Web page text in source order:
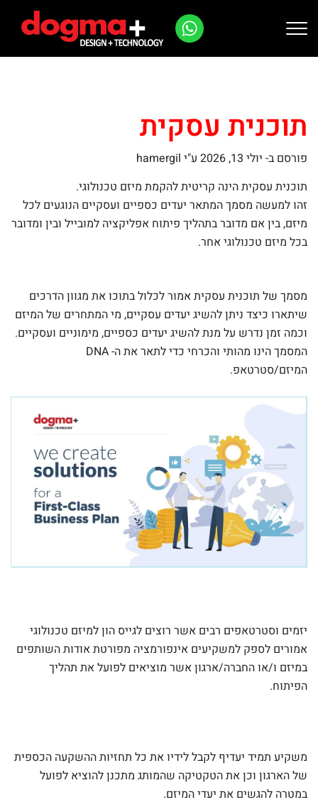
תוכנית עסקית
פורסם ב- יולי 13, 2026
ע"י hamergil
תוכנית עסקית הינה קריטית להקמת מיזם טכנולוגי.
זהו למעשה מסמך המתאר יעדים כספיים ועסקיים הנוגעים לכל
מיזם, בין אם מדובר בתהליך פיתוח אפליקציה למובייל ובין ומדובר
בכל מיזם טכנולוגי אחר.
מסמך של תוכנית עסקית אמור לכלול בתוכו את מגוון הדרכים
שיתארו כיצד ניתן להשיג יעדים עסקיים, מי המתחרים של המיזם
וכמה זמן נדרש על מנת להשיג יעדים כספיים, מימוניים ועסקיים.
המסמך הינו מהותי והכרחי כדי לתאר את ה- DNA
המיזם/סטרטאפ.
יזמים וסטרטאפים רבים אשר רוצים לגייס הון למיזם טכנולוגי
אמורים לספק למשקיעים אינפורמציה מפורטת אודות השותפים
במיזם ו/או החברה/ארגון אשר מוציאים לפועל את תהליך
הפיתוח.
משקיע תמיד יעדיף לקבל לידיו את כל תחזיות ההשקעה הכספית
של הארגון וכן את הטקטיקה שהמותג מתכנן להוציא לפועל
במטרה להגשים את יעדי המיזם.